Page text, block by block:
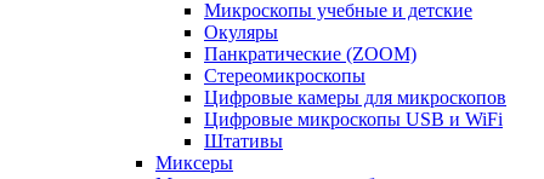
Микроскопы учебные и детские
Окуляры
Панкратические (ZOOM)
Стереомикроскопы
Цифровые камеры для микроскопов
Цифровые микроскопы USB и WiFi
Штативы
Миксеры